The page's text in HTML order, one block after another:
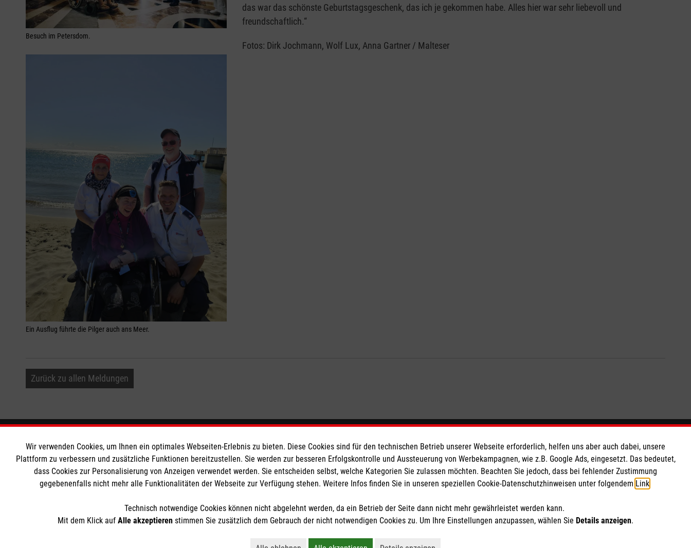
Besuch im Petersdom.
Ein Ausflug führte die Pilger auch ans Meer.
das war das schönste Geburtstagsgeschenk, das ich je gekommen habe. Alles hier war sehr liebevoll und
freundschaftlich.“
Fotos: Dirk Jochmann, Wolf Lux, Anna Gartner / Malteser
Zurück zu allen Meldungen
Informationen
Impressum
Datenschutz
Die Malteser
Malteser in Deutschland
Malteserorden
Spendenkonto
Empfänger: Malteser Hilfsdienst e.V.
IBAN: DE95 6809 0000 0005 7209 31
So finden Sie uns
Heinrich-von-Stephan-Straße 14
79100 Freiburg
Email:Malteser.freiburg@malteser.org
Wir verwenden Cookies, um Ihnen ein optimales Webseiten-Erlebnis zu bieten. Diese Cookies sind für den technischen Betrieb unserer Webseite erforderlich, helfen uns aber auch dabei, unsere
Plattform zu verbessern und zusätzliche Funktionen bereitzustellen. Sie werden zur besseren Erfolgskontrolle und Aussteuerung von Werbekampagnen, wie z.B. Google Ads, eingesetzt. Das bedeutet,
dass Cookies zur Personalisierung von Anzeigen verwendet werden. Sie entscheiden selbst, welche Kategorien Sie zulassen möchten. Beachten Sie jedoch, dass bei fehlender Zustimmung
gegebenenfalls nicht mehr alle Funktionalitäten der Webseite zur Verfügung stehen. Weitere Infos finden Sie in unseren speziellen Cookie-Datenschutzhinweisen unter folgendem Link
Technisch notwendige Cookies können nicht abgelehnt werden, da ein Betrieb der Seite dann nicht mehr gewährleistet werden kann.
Mit dem Klick auf Alle akzeptieren stimmen Sie zusätzlich dem Gebrauch der nicht notwendigen Cookies zu. Um Ihre Einstellungen anzupassen, wählen Sie Details anzeigen.